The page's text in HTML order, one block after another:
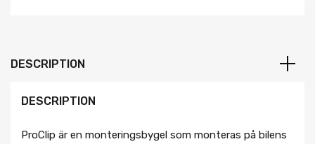
DESCRIPTION
DESCRIPTION
ProClip är en monteringsbygel som monteras på bilens